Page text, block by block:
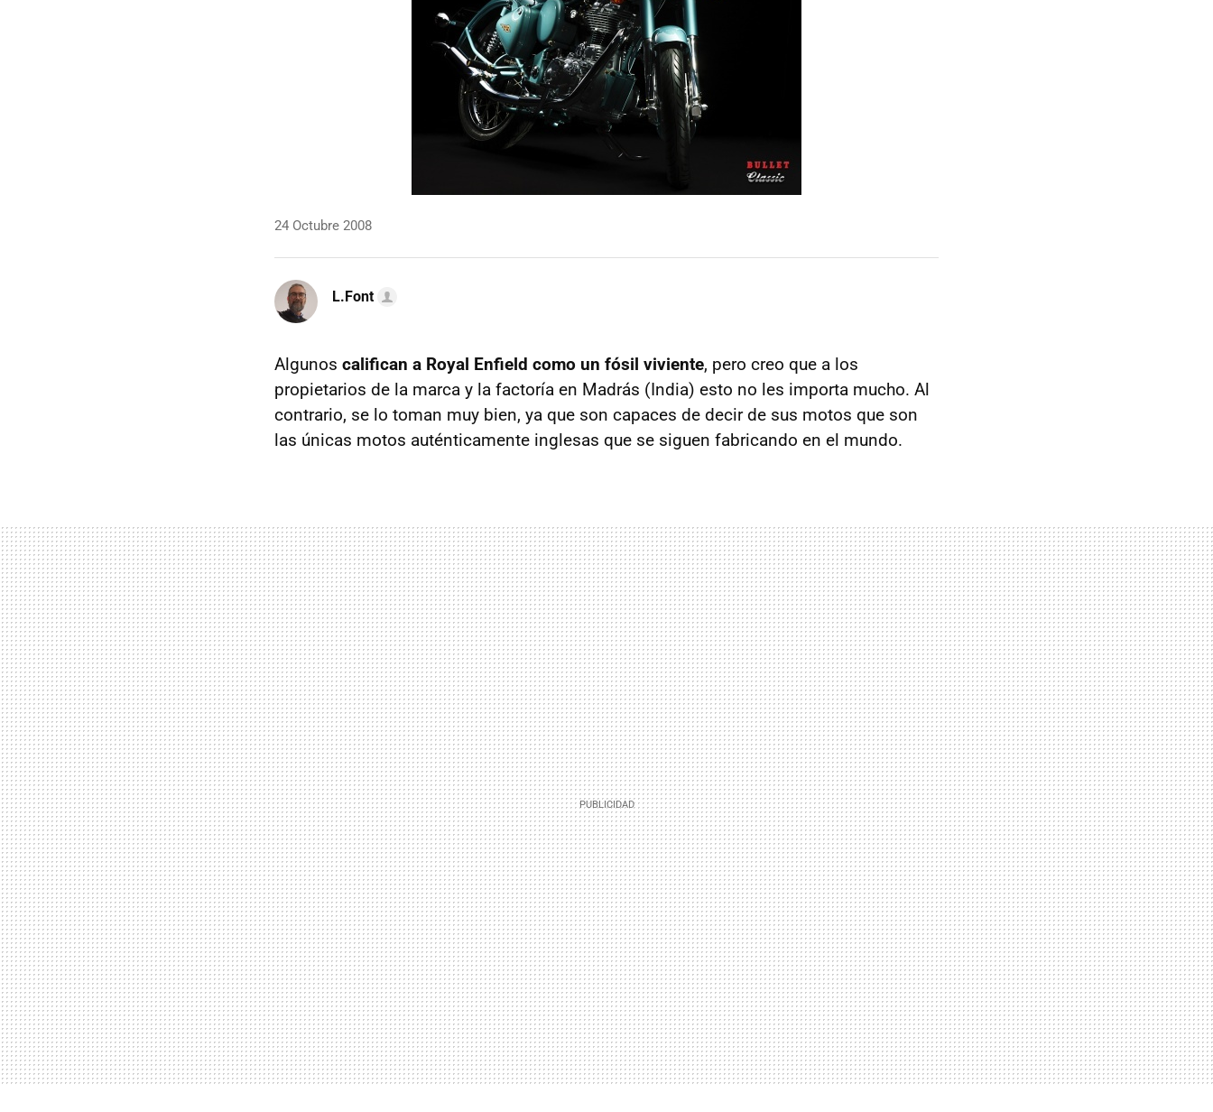
24 Octubre 2008
L.Font
Algunos califican a Royal Enfield como un fósil viviente, pero creo que a los
propietarios de la marca y la factoría en Madrás (India) esto no les importa mucho. Al
contrario, se lo toman muy bien, ya que son capaces de decir de sus motos que son
las únicas motos auténticamente inglesas que se siguen fabricando en el mundo.